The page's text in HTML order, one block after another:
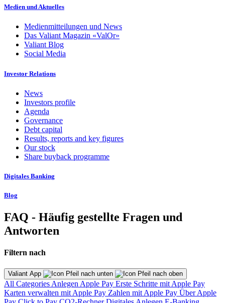
Medien und Aktuelles
Medienmitteilungen und News
Das Valiant Magazin «ValOr»
Valiant Blog
Social Media
Investor Relations
News
Investors profile
Agenda
Governance
Debt capital
Results, reports and key figures
Our stock
Share buyback programme
Digitales Banking
Blog
FAQ - Häufig gestellte Fragen und
Antworten
Filtern nach
Valiant App
All Categories Anlegen Apple Pay Erste Schritte mit Apple Pay
Karten verwalten mit Apple Pay Zahlen mit Apple Pay Über Apple